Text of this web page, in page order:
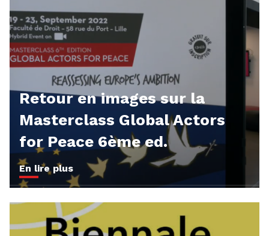
Retour en images sur la
Masterclass Global Actors
for Peace 6ème ed.
En lire plus